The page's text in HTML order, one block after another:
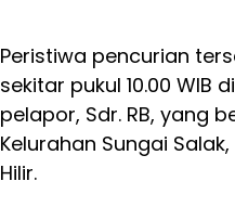
Peristiwa pencurian
sekitar pukul 10.00 WIB
pelapor, Sdr. RB, yang
Kelurahan Sungai
Hilir.